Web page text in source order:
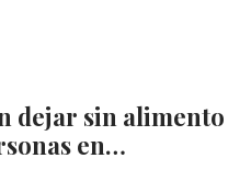
dejar sin alimento
en…